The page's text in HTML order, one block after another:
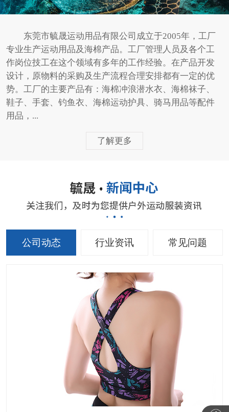
东莞市毓晟运动用品有限公司成立于2005年，工厂
专业生产运动用品及海棉产品。工厂管理人员及各个工
作岗位技工在这个领域有多年的工作经验。在产品开发
设计，原物料的采购及生产流程合理安排都有一定的优
势。工厂的主要产品有：海棉冲浪潜水衣、海棉袜子、
鞋子、手套、钓鱼衣、海棉运动护具、骑马用品等配件
用品，...
了解更多
公司动态 行业资讯 常见问题